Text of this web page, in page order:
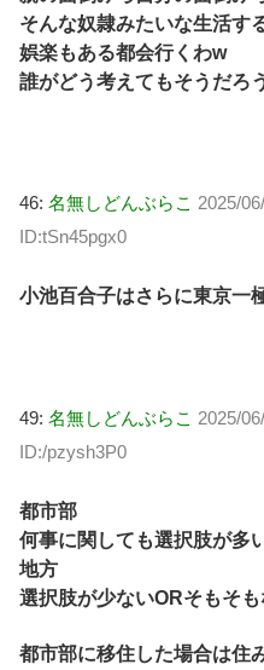
そんな奴隷みたいな生活す
娯楽もある都会行くわw
誰がどう考えてもそうだろ
46: 名無しどんぶらこ 2025/
ID:tSn45pgx0
小池百合子はさらに東京一
49: 名無しどんぶらこ 2025/
ID:/pzysh3P0
都市部
何事に関しても選択肢が多
地方
選択肢が少ないORそもそ
都市部に移住した場合は住